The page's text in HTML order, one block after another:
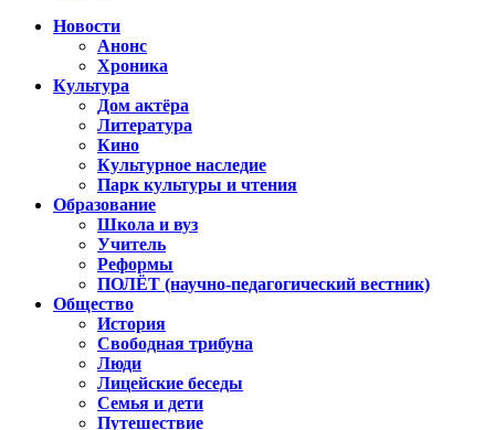
Новости
Анонс
Хроника
Культура
Дом актёра
Литература
Кино
Культурное наследие
Парк культуры и чтения
Образование
Школа и вуз
Учитель
Реформы
ПОЛЁТ (научно-педагогический вестник)
Общество
История
Свободная трибуна
Люди
Лицейские беседы
Семья и дети
Путешествие